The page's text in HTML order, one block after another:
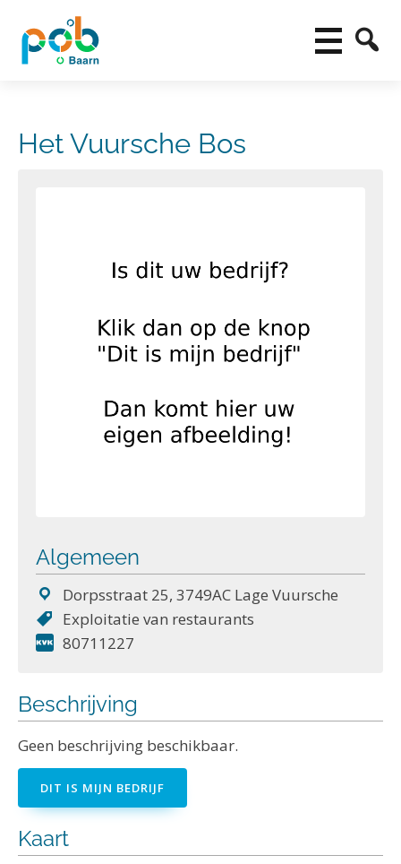
Het Vuursche Bos
Algemeen
Dorpsstraat 25, 3749AC Lage Vuursche
Exploitatie van restaurants
80711227
Beschrijving
Geen beschrijving beschikbaar.
DIT IS MIJN BEDRIJF
Kaart